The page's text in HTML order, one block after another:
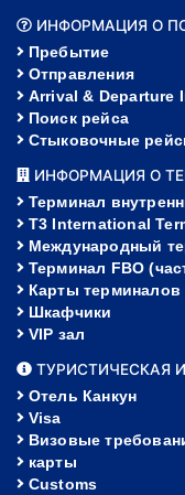
ИНФОРМАЦИЯ О
Пребытие
Отправления
Arrival & Departure
Поиск рейса
Стыковочные
ИНФОРМАЦИЯ О
Терминал
T3 International
Международный
Терминал FBO
Карты терминалов
Шкафчики
VIP зал
ТУРИСТИЧЕСКАЯ
Отель Канкун
Visa
Визовые
карты
Customs